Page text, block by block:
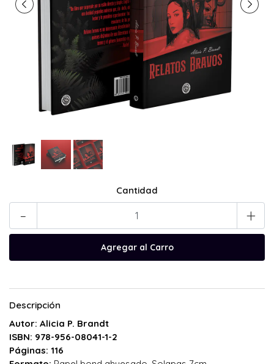
Cantidad
- +
Descripción
Autor: Alicia P. Brandt
ISBN: 978-956-08041-1-2
Páginas: 116